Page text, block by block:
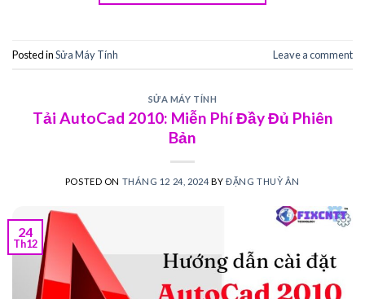
Posted inSửa Máy Tính Leave a comment
SỬA MÁY TÍNH
Tải AutoCad 2010: Miễn Phí Đầy Đủ Phiên
Bản
POSTED ON THÁNG 12 24, 2024 BYĐẶNG THUỲ ÂN
24
Th12